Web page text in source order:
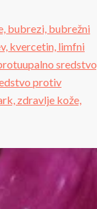
bubrezi, bubrežni
kvercetin, limfni
sredstvo,
protiv
zdravlje kože,